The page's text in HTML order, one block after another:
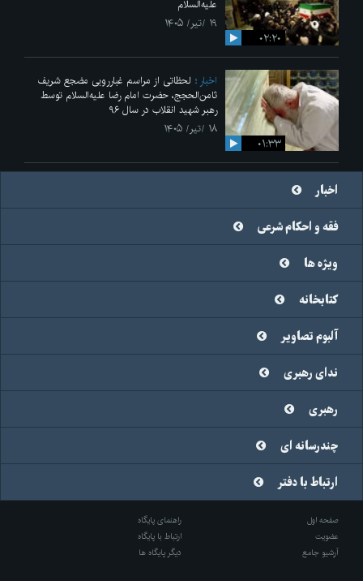
۰۲:۲۰
علیه‌السلام
۱۹ /تیر/ ۱۴۰۵
۰۱:۳۳
اخبار
لحظاتی از مراسم غبارروبی مضجع شریف
ثامن‌الحجج، حضرت امام رضا علیه‌السلام توسط
رهبر شهید انقلاب در سال ۹۶
۱۸ /تیر/ ۱۴۰۵
اخبار
فقه و احکام شرعی
ویژه ها
کتابخانه
آلبوم تصاویر
ندای رهبری
رهبری
چندرسانه ای
ارتباط با دفتر
صفحه اول
راهنمای پایگاه
عضویت
ارتباط با پایگاه
آرشیو جامع
دیگر پایگاه ها